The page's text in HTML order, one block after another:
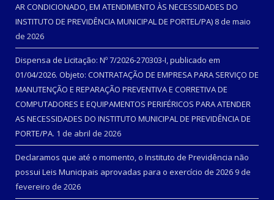
AR CONDICIONADO, EM ATENDIMENTO ÀS NECESSIDADES DO
INSTITUTO DE PREVIDÊNCIA MUNICIPAL DE PORTEL/PA) 8 de maio
de 2026
Dispensa de Licitação: Nº 7/2026-270303-I, publicado em
01/04/2026. Objeto: CONTRATAÇÃO DE EMPRESA PARA SERVIÇO DE
MANUTENÇÃO E REPARAÇÃO PREVENTIVA E CORRETIVA DE
COMPUTADORES E EQUIPAMENTOS PERIFÉRICOS PARA ATENDER
AS NECESSIDADES DO INSTITUTO MUNICIPAL DE PREVIDÊNCIA DE
PORTE/PA. 1 de abril de 2026
Declaramos que até o momento, o Instituto de Previdência não
possui Leis Municipais aprovadas para o exercício de 2026 9 de
fevereiro de 2026